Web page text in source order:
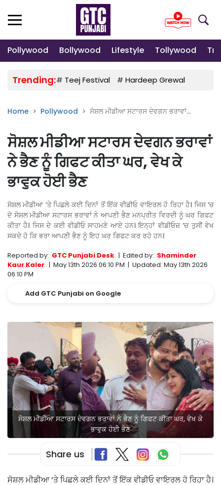
Pollywood Bollywood Lifestyle Tollywood
Trending:# Teej Festival # Hardeep Grewal
Home Pollywood ਸੋਸ਼ਲ ਮੀਡੀਆ ਸਟਾਰਸ ਦੇਵਗਨ ਭਰਾਵਾਂ...
ਸੋਸ਼ਲ ਮੀਡੀਆ ਸਟਾਰਸ ਦੇਵਗਨ ਭਰਾਵਾਂ
ਨੇ ਭੈਣ ਨੂੰ ਗਿਫਟ ਕੀਤਾ ਘਰ, ਵੇਖ ਕੇ
ਭਾਵੁਕ ਹੋਈ ਭੈਣ
ਸੋਸ਼ਲ ਮੀਡੀਆ ‘ਤੇ ਪਿਛਲੇ ਕਈ ਦਿਨਾਂ ਤੋਂ ਇੱਕ ਵੀਡੀਓ ਵਾਇਰਲ ਹੋ ਰਿਹਾ ਹੈ। ਜਿਸ ‘ਚ
ਦੋ ਸੋਸ਼ਲ ਮੀਡੀਆ ਸਟਾਰਸ ਭਰਾਵਾਂ ਨੇ ਆਪਣੀ ਭੈਣ ਮਨਪ੍ਰੀਤ ਵਿਰਦੀ ਨੂੰ ਘਰ ਗਿਫਟ
ਕੀਤਾ ਹੈ। ਜਿਸ ਦੇ ਕਈ ਵੀਡੀਓ ਸਾਹਮਣੇ ਆਏ ਹਨ। ਇਨ੍ਹਾਂ ਵੀਡੀਓਜ਼ ‘ਚ ਤੁਸੀਂ ਵੇਖ
ਸਕਦੇ ਹੋ ਕਿ ਭਰਾ ਆਪਣੀ ਭੈਣ ਨੂੰ ਇਹ ਘਰ ਗਿਫਟ ਕਰ ਰਹੇ ਹਨ।
Reported by: GTC Punjabi Desk | Edited by: Shaminder
Kaur Kaler | May 13th 2026 06:10 PM | Updated: May 13th 2026
06:10 PM
Add GTC Punjabi on Google
ਸੋਸ਼ਲ ਮੀਡੀਆ ਸਟਾਰਸ ਦੇਵਗਨ ਭਰਾਵਾਂ ਨੇ ਭੈਣ ਨੂੰ ਗਿਫਟ ਕੀਤਾ ਘਰ, ਵੇਖ ਕੇ
ਭਾਵੁਕ ਹੋਈ ਭੈਣ
Share us
ਸੋਸ਼ਲ ਮੀਡੀਆ ‘ਤੇ ਪਿਛਲੇ ਕਈ ਦਿਨਾਂ ਤੋਂ ਇੱਕ ਵੀਡੀਓ ਵਾਇਰਲ ਹੋ ਰਿਹਾ ਹੈ।